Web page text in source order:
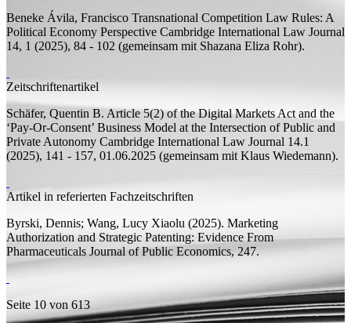
Beneke Ávila, Francisco Transnational Competition Law Rules: A
Political Economy Perspective Cambridge International Law Journal
14, 1 (2025), 84 - 102 (gemeinsam mit Shazana Eliza Rohr).
Zeitschriftenartikel
Schäfer, Quentin B. Article 5(2) of the Digital Markets Act and the
‘Pay-Or-Consent’ Business Model at the Intersection of Public and
Private Autonomy Cambridge International Law Journal 14.1
(2025), 141 - 157, 01.06.2025 (gemeinsam mit Klaus Wiedemann).
Artikel in referierten Fachzeitschriften
Byrski, Dennis; Wang, Lucy Xiaolu (2025). Marketing
Authorization and Strategic Patenting: Evidence From
Pharmaceuticals Journal of Public Economics, 247.
Seite 10 von 613